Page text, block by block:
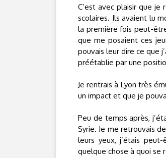
C’est avec plaisir que je
scolaires. Ils avaient lu
la première fois peut-
que me posaient ces
pouvais leur dire ce que
préétablie par une
Je rentrais à Lyon très
un impact et que je
Peu de temps après,
Syrie. Je me retrouvais
leurs yeux, j’étais
quelque chose à quoi se